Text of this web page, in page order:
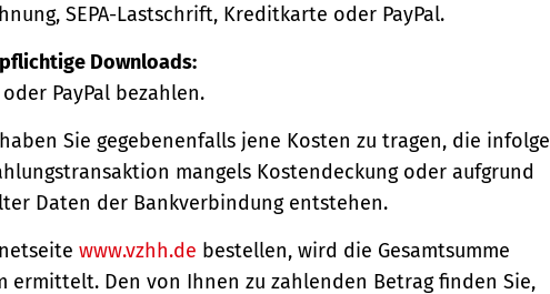
SEPA-Lastschrift, Kreditkarte oder PayPal.
Downloads:
PayPal bezahlen.
Sie gegebenenfalls jene Kosten zu tragen, die infolge
mangels Kostendeckung oder aufgrund
Daten der Bankverbindung entstehen.
www.vzhh.de bestellen, wird die Gesamtsumme
ermittelt. Den von Ihnen zu zahlenden Betrag finden Sie,